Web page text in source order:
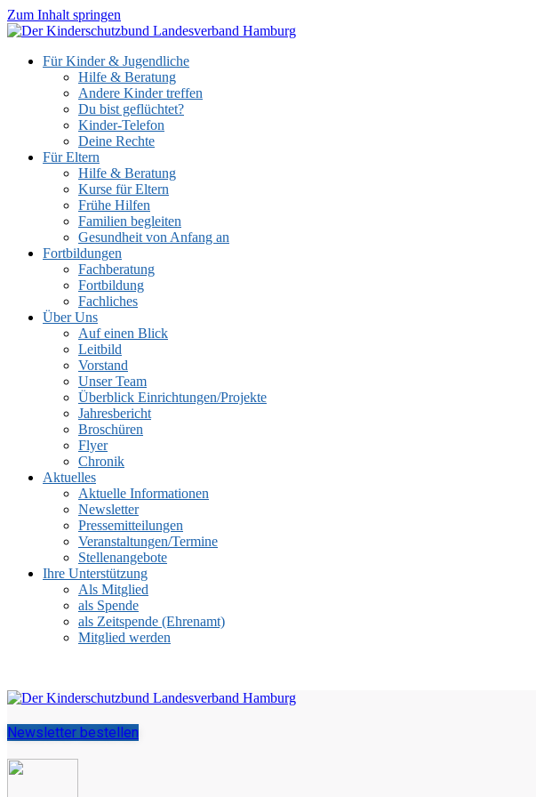
Zum Inhalt springen
Für Kinder & Jugendliche
Hilfe & Beratung
Andere Kinder treffen
Du bist geflüchtet?
Kinder-Telefon
Deine Rechte
Für Eltern
Hilfe & Beratung
Kurse für Eltern
Frühe Hilfen
Familien begleiten
Gesundheit von Anfang an
Fortbildungen
Fachberatung
Fortbildung
Fachliches
Über Uns
Auf einen Blick
Leitbild
Vorstand
Unser Team
Überblick Einrichtungen/Projekte
Jahresbericht
Broschüren
Flyer
Chronik
Aktuelles
Aktuelle Informationen
Newsletter
Pressemitteilungen
Veranstaltungen/Termine
Stellenangebote
Ihre Unterstützung
Als Mitglied
als Spende
als Zeitspende (Ehrenamt)
Mitglied werden
Newsletter bestellen